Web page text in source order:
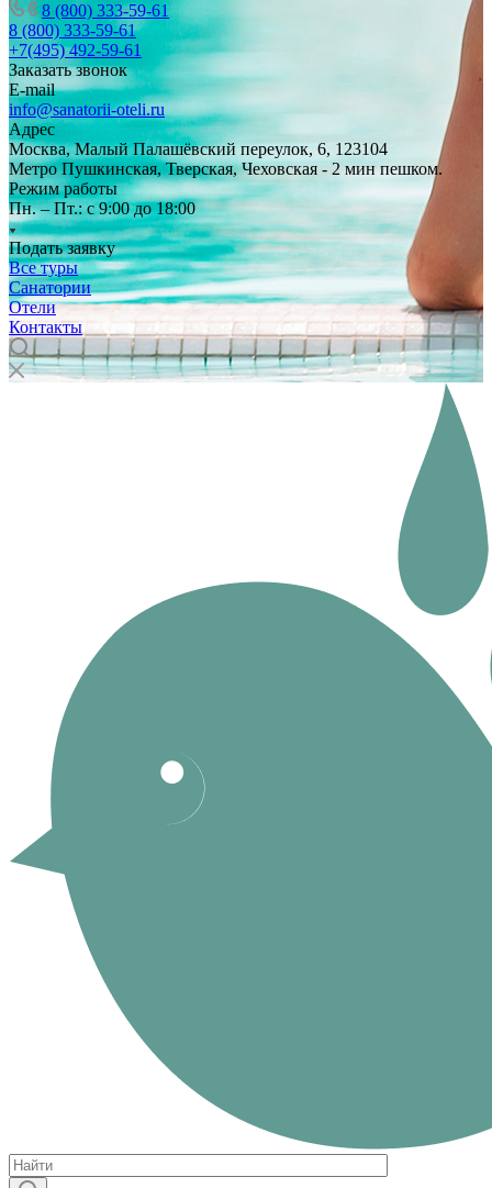
8 (800) 333-59-61
8 (800) 333-59-61
+7(495) 492-59-61
Заказать звонок
E-mail
info@sanatorii-oteli.ru
Адрес
Москва, Малый Палашёвский переулок, 6, 123104
Метро Пушкинская, Тверская, Чеховская - 2 мин пешком.
Режим работы
Пн. – Пт.: с 9:00 до 18:00
Подать заявку
Все туры
Санатории
Отели
Контакты